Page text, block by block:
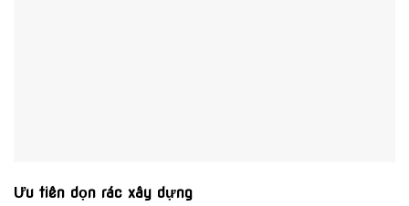
Ưu tiên dọn rác xây dựng